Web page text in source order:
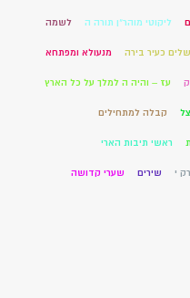
ליקוטי מוהר"ן תורה ה לשמה
כעיר בירה מנעולא ומפתחא
עז – והיה ה למלך על כל הארץ
צל קבלה למתחילים
ראשי תיבות הארי
י שירים שערי קדושה